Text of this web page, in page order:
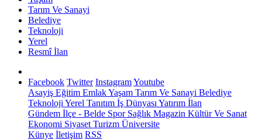
Tarım Ve Sanayi
Belediye
Teknoloji
Yerel
Resmî İlan
Facebook Twitter InstagramYoutube
Asayiş Eğitim EmlakYaşam Tarım Ve Sanayi Belediye
Teknoloji Yerel Tanıtım İş Dünyası Yatırım İlan
Gündem İlçe - Belde SporSağlık Magazin Kültür Ve Sanat
Ekonomi Siyaset Turizm Üniversite
Künye İletişim RSS